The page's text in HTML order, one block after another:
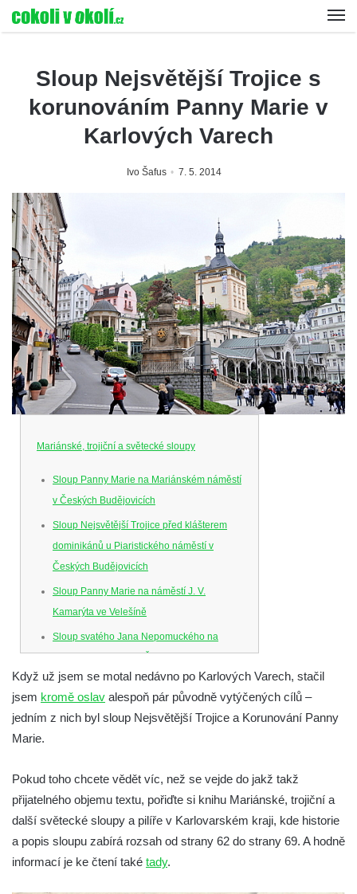
Sloup Nejsvětější Trojice s
korunováním Panny Marie v
Karlových Varech
Ivo Šafus 7. 5. 2014
Mariánské, trojiční a světecké sloupy
Sloup Panny Marie na Mariánském náměstí
v Českých Budějovicích
Sloup Nejsvětější Trojice před klášterem
dominikánů u Piaristického náměstí v
Českých Budějovicích
Sloup Panny Marie na náměstí J. V.
Kamarýta ve Velešíně
Sloup svatého Jana Nepomuckého na
náměstí J. Gurreho v Římově
Sloup Nejsvětější Trojice v Mirošovicích
Sloup se sochou Bolestného Krista (Ecce
Homo) na zahradě zámku Chrámce
Republiky v Duchcově
Sloup Panny Marie u kostela Nalezení
svatého Kříže ve Frýdlantu
Sloup Panny Marie v Hostinném
Sloup Nejsvětější Trojice v Krásné u
Když už jsem se motal nedávno po Karlových Varech, stačil
jsem kromě oslav alespoň pár původně vytýčených cílů –
jedním z nich byl sloup Nejsvětější Trojice a Korunování Panny
Marie.
Pokud toho chcete vědět víc, než se vejde do jakž takž
přijatelného objemu textu, pořiďte si knihu Mariánské, trojiční a
další světecké sloupy a pilíře v Karlovarském kraji, kde historie
a popis sloupu zabírá rozsah od strany 62 do strany 69. A hodně
informací je ke čtení také tady.